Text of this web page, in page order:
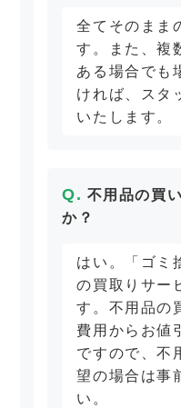
全てそのまま
す。また、複
ある場合でも
ければ、スタ
いたします。
不用品の買
か？
はい。「ゴミ
の買取りサー
す。不用品の
費用からお値
ですので、不
望の場合は事
い。